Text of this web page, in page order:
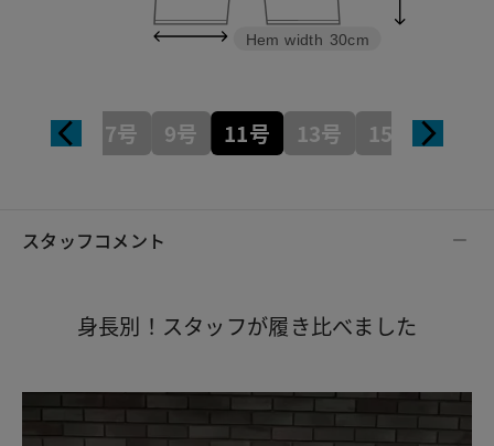
Hem width 30cm
7号 9号 11号 13号 15号
スタッフコメント
身長別！スタッフが履き比べました